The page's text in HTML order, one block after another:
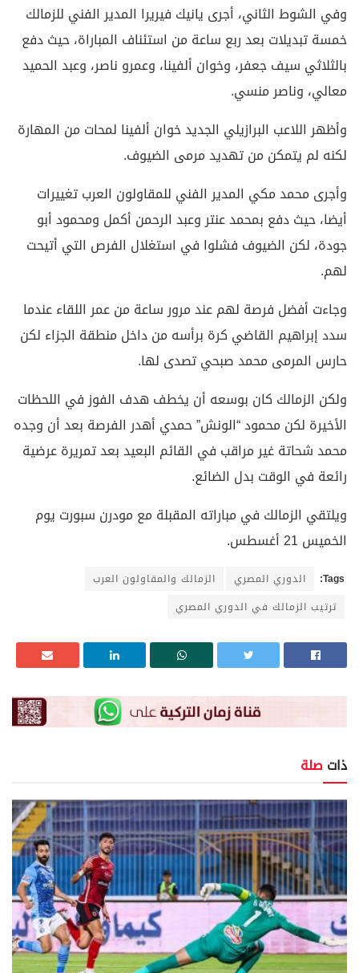
وفي الشوط الثاني، أجرى يانيك فيريرا المدير الفني للزمالك
خمسة تبديلات بعد ربع ساعة من استئناف المباراة، حيث دفع
بالثلاثي سيف جعفر، وخوان ألفينا، وعمرو ناصر، وعبد الحميد
معالي، وناصر منسي.
وأظهر اللاعب البرازيلي الجديد خوان ألفينا لمحات من المهارة
لكنه لم يتمكن من تهديد مرمى الضيوف.
وأجرى محمد مكي المدير الفني للمقاولون العرب تغييرات
أيضا، حيث دفع بمحمد عنتر وعبد الرحمن أكمل ومحمود أبو
جودة، لكن الضيوف فشلوا في استغلال الفرص التي أتيحت
لهم.
وجاءت أفضل فرصة لهم عند مرور ساعة من عمر اللقاء عندما
سدد إبراهيم القاضي كرة برأسه من داخل منطقة الجزاء لكن
حارس المرمى محمد صبحي تصدى لها.
ولكن الزمالك كان بوسعه أن يخطف هدف الفوز في اللحظات
الأخيرة لكن محمود “الونش” حمدي أهدر الفرصة بعد أن وجده
محمد شحاتة غير مراقب في القائم البعيد بعد تمريرة عرضية
رائعة في الوقت بدل الضائع.
ويلتقي الزمالك في مباراته المقبلة مع مودرن سبورت يوم
الخميس 21 أغسطس.
Tags: الدوري المصري
الزمالك والمقاولون العرب
ترتيب الزمالك في الدوري المصري
ذات صلة